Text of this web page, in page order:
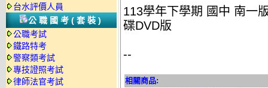
台水評價人員
公職國考(套裝)
公職考試
鐵路特考
警察類考試
專技證照考試
律師法官考試
113學年下學期 國中 南一
碟DVD版
--
相關商品: